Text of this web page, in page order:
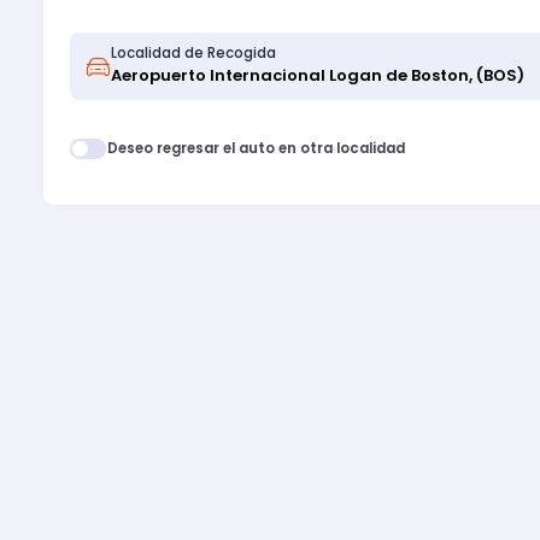
Localidad de Recogida
Deseo regresar el auto en otra localidad